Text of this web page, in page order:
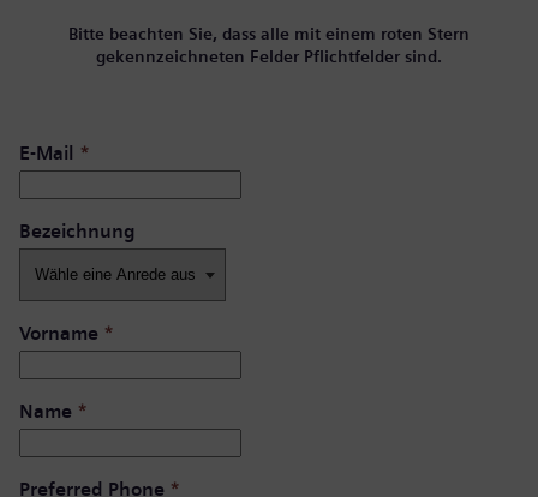
Bitte beachten Sie, dass alle mit einem roten Stern
gekennzeichneten Felder Pflichtfelder sind.
E-Mail *
Bezeichnung
Vorname *
Name *
Preferred Phone *